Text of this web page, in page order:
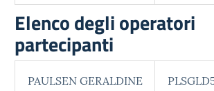
Elenco degli operatori
partecipanti
PAULSEN GERALDINE